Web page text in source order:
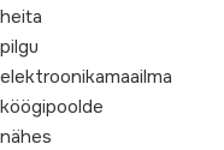
heita
pilgu
elektroonikamaailma
köögipoolde
nähes